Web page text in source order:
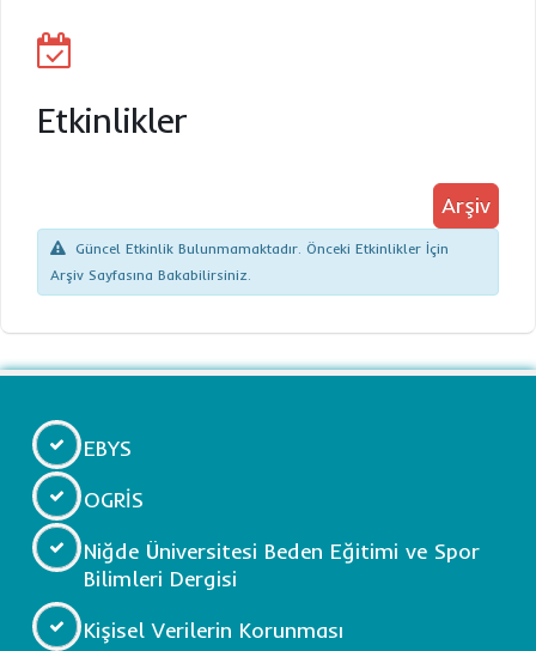
Etkinlikler
Arşiv
Güncel Etkinlik Bulunmamaktadır. Önceki Etkinlikler İçin
Arşiv Sayfasına Bakabilirsiniz.
EBYS
OGRİS
Niğde Üniversitesi Beden Eğitimi ve Spor
Bilimleri Dergisi
Kişisel Verilerin Korunması